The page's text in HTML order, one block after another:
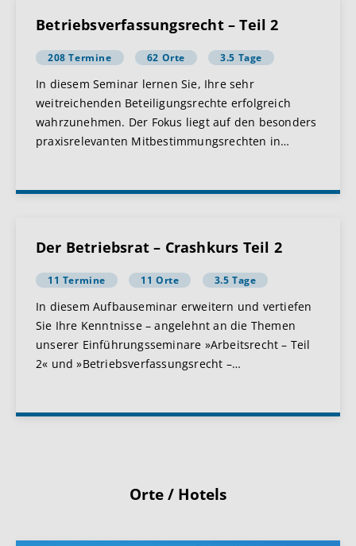
Betriebsverfassungsrecht – Teil 2
208 Termine 62 Orte 3.5 Tage
In diesem Seminar lernen Sie, Ihre sehr
weitreichenden Beteiligungsrechte erfolgreich
wahrzunehmen. Der Fokus liegt auf den besonders
praxisrelevanten Mitbestimmungsrechten in…
Der Betriebsrat – Crashkurs Teil 2
11 Termine 11 Orte 3.5 Tage
In diesem Aufbauseminar erweitern und vertiefen
Sie Ihre Kenntnisse – angelehnt an die Themen
unserer Einführungsseminare »Arbeitsrecht – Teil
2« und »Betriebsverfassungsrecht –…
Orte / Hotels